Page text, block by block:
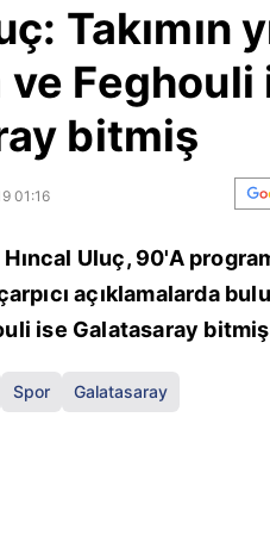
Takımın
ve Feghouli
bitmiş
01:16
Uluç, 90'A
açıklamalarda
ise Galatasaray
Spor Galatasaray